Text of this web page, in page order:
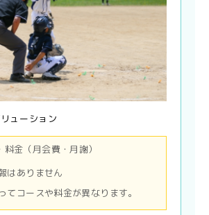
ューション
料金（月会費・月謝）
はありません
コースや料金が異なります。